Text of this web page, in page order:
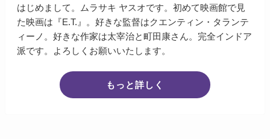
はじめまして。ムラサキ ヤスオです。初めて映画館で見
た映画は『E.T.』。好きな監督はクエンティン・タランテ
ィーノ。好きな作家は太宰治と町田康さん。完全インドア
派です。よろしくお願いいたします。
もっと詳しく